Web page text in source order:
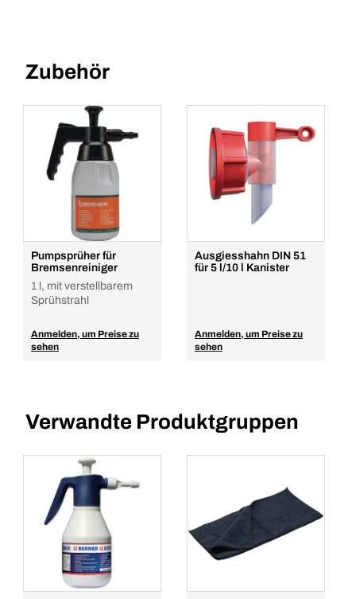
Zubehör
Pumpsprüher für
Bremsenreiniger
1 l, mit verstellbarem
Sprühstrahl
Anmelden, um Preise zu
sehen
Ausgiesshahn DIN 51
für 5 l/10 l Kanister
Anmelden, um Preise zu
sehen
Verwandte Produktgruppen